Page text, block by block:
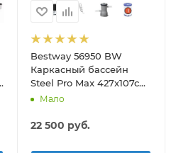
Bestway 56950 BW
Каркасный бассейн
Steel Pro Max 427х107см,
13030л, фил.-насос
Мало
22 500 руб.